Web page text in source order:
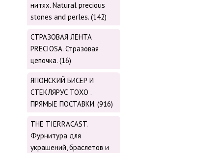
нитях. Natural precious
stones and perles. (142)
СТРАЗОВАЯ ЛЕНТА
PRECIOSA. Стразовая
цепочка. (16)
ЯПОНСКИЙ БИСЕР И
СТЕКЛЯРУС TOХО .
ПРЯМЫЕ ПОСТАВКИ. (916)
THE TIERRACAST.
Фурнитура для
украшений, браслетов и